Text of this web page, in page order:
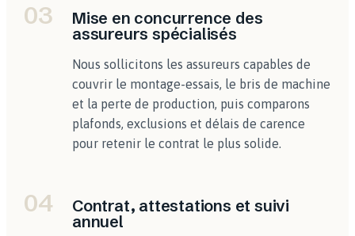
03
Mise en concurrence des
assureurs spécialisés
Nous sollicitons les assureurs capables de
couvrir le montage-essais, le bris de machine
et la perte de production, puis comparons
plafonds, exclusions et délais de carence
pour retenir le contrat le plus solide.
04
Contrat, attestations et suivi
annuel